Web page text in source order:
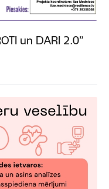
un DARI 2.0”